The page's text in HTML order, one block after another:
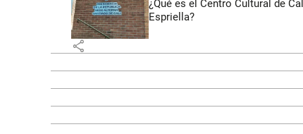
¿Qué es el Centro Cultural de
Espriella?
share